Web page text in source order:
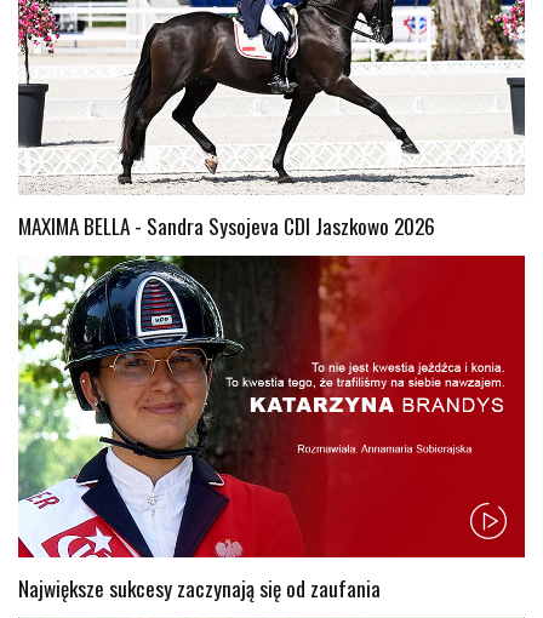
MAXIMA BELLA - Sandra Sysojeva CDI Jaszkowo 2026
Największe sukcesy zaczynają się od zaufania